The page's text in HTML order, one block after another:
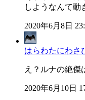
しようなんて動
2020年6月8日
はらわたにわさ
え？ルナの絶傑
2020年6月10日